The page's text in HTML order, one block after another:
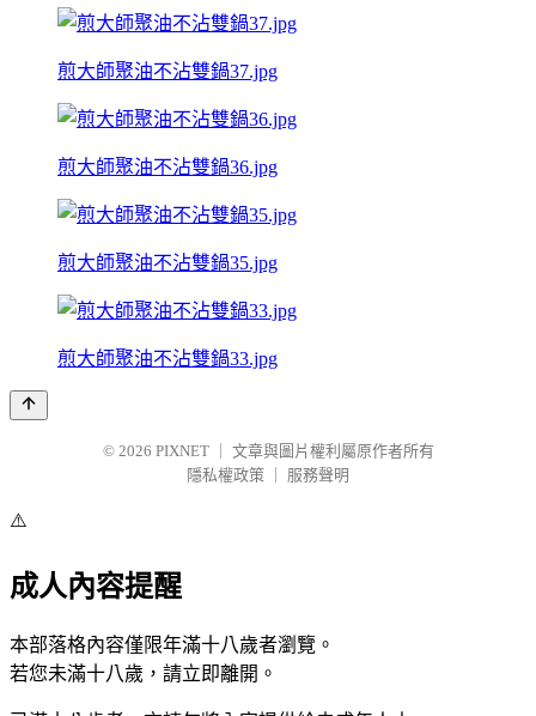
煎大師聚油不沾雙鍋37.jpg
煎大師聚油不沾雙鍋36.jpg
煎大師聚油不沾雙鍋35.jpg
煎大師聚油不沾雙鍋33.jpg
© 2026 PIXNET
文章與圖片權利屬原作者所有
隱私權政策
服務聲明
⚠️
成人內容提醒
本部落格內容僅限年滿十八歲者瀏覽。
若您未滿十八歲，請立即離開。